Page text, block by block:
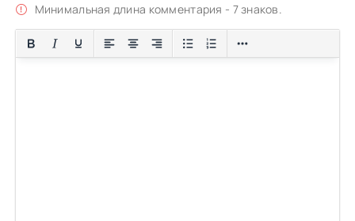
Минимальная длина комментария - 7 знаков.